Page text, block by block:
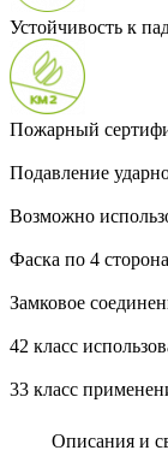
Устойчивость к
Пожарный
Подавление
Возможно
Фаска по 4
Замковое
42 класс
33 класс
Описания и